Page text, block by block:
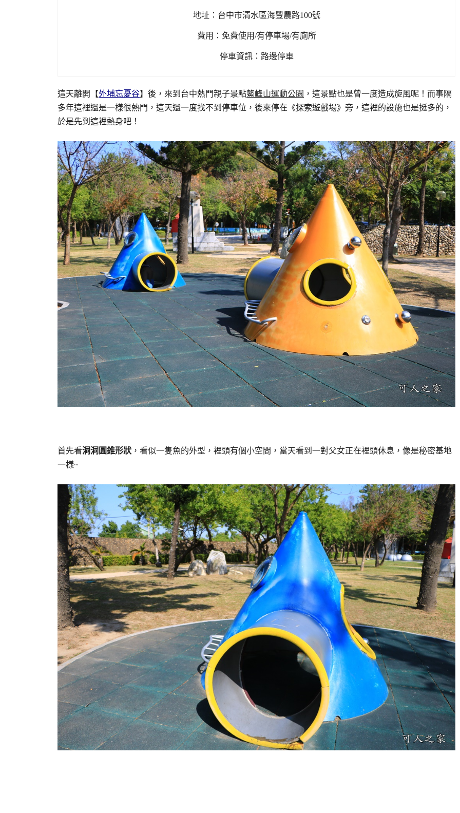
地址：台中市清水區海豐農路100號
費用：免費使用/有停車場/有廁所
停車資訊：路邊停車
這天離開【外埔忘憂谷】後，來到台中熱門親子景點鰲峰山運動公園 ，這景點也是曾一度造成旋風呢！而事隔
多年這裡還是一樣很熱門，這天還一度找不到停車位，後來停在《探索遊戲場》旁，這裡的設施也是挺多的，
於是先到這裡熱身吧！
首先看洞洞圓錐形狀 ，看似一隻魚的外型，裡頭有個小空間，當天看到一對父女正在裡頭休息，像是秘密基地
一樣~